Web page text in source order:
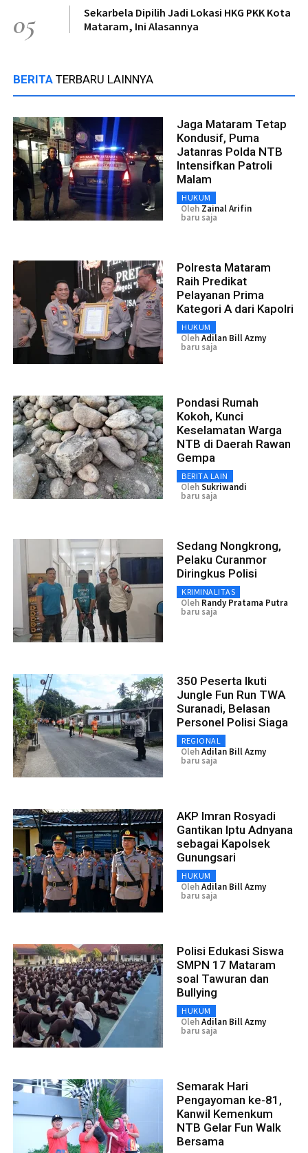
05
Sekarbela Dipilih Jadi Lokasi HKG PKK Kota
Mataram, Ini Alasannya
BERITA TERBARU LAINNYA
Jaga Mataram Tetap
Kondusif, Puma
Jatanras Polda NTB
Intensifkan Patroli
Malam
HUKUM
Oleh Zainal Arifin
baru saja
Polresta Mataram
Raih Predikat
Pelayanan Prima
Kategori A dari Kapolri
HUKUM
OlehAdilan Bill Azmy
baru saja
Pondasi Rumah
Kokoh, Kunci
Keselamatan Warga
NTB di Daerah Rawan
Gempa
BERITA LAIN
OlehSukriwandi
baru saja
Sedang Nongkrong,
Pelaku Curanmor
Diringkus Polisi
KRIMINALITAS
Oleh Randy Pratama Putra
baru saja
350 Peserta Ikuti
Jungle Fun Run TWA
Suranadi, Belasan
Personel Polisi Siaga
REGIONAL
OlehAdilan Bill Azmy
baru saja
AKP Imran Rosyadi
Gantikan Iptu Adnyana
sebagai Kapolsek
Gunungsari
HUKUM
OlehAdilan Bill Azmy
baru saja
Polisi Edukasi Siswa
SMPN 17 Mataram
soal Tawuran dan
Bullying
HUKUM
OlehAdilan Bill Azmy
baru saja
Semarak Hari
Pengayoman ke-81,
Kanwil Kemenkum
NTB Gelar Fun Walk
Bersama